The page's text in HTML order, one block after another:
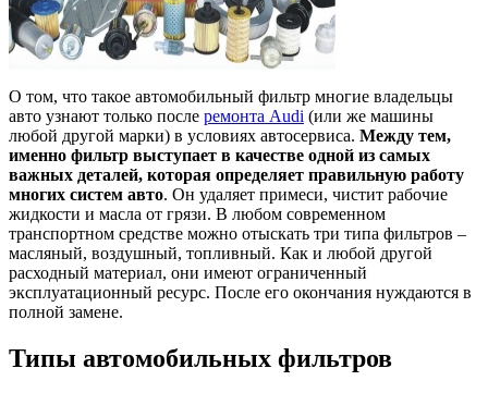
О том, что такое автомобильный фильтр многие владельцы
авто узнают только после ремонта Audi (или же машины
любой другой марки) в условиях автосервиса. Между тем,
именно фильтр выступает в качестве одной из самых
важных деталей, которая определяет правильную работу
многих систем авто. Он удаляет примеси, чистит рабочие
жидкости и масла от грязи. В любом современном
транспортном средстве можно отыскать три типа фильтров –
масляный, воздушный, топливный. Как и любой другой
расходный материал, они имеют ограниченный
эксплуатационный ресурс. После его окончания нуждаются в
полной замене.
Типы автомобильных фильтров